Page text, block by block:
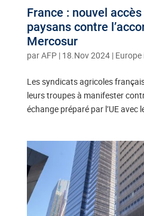
France : nouvel
paysans contre
Mercosur
parAFP| 18.Nov 2024|
Les syndicats agricoles
leurs troupes à manifester
échange préparé par l’UE avec